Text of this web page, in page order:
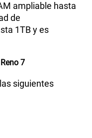
ampliable hasta
de
1TB y es
7
siguientes